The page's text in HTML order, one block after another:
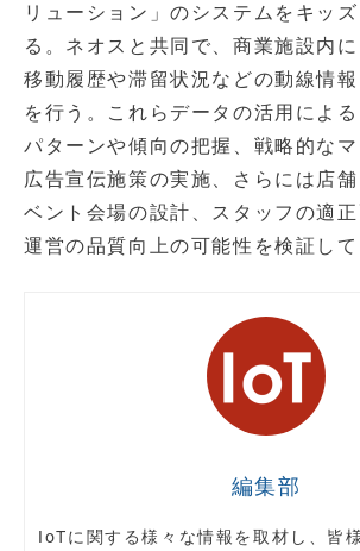
リューション」のシステムをキッ
る。ネオスと共同で、商業施設内
移動履歴や滞留状況などの動線情
を行う。これらデータの活用によ
パターンや傾向の把握、戦略的なマ
広告宣伝施策の実施、さらには店
ベント会場の設計、スタッフの適
運営の品質向上の可能性を検証して
編集部
IoTに関する様々な情報を取材し、皆